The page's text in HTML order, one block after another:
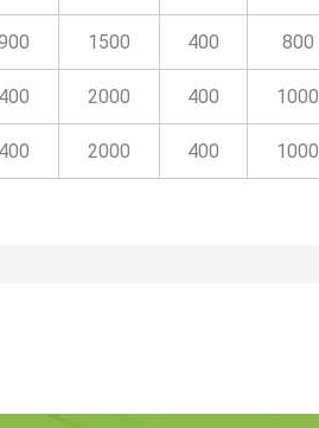
1500 400 800
2000 400 1000
2000 400 1000